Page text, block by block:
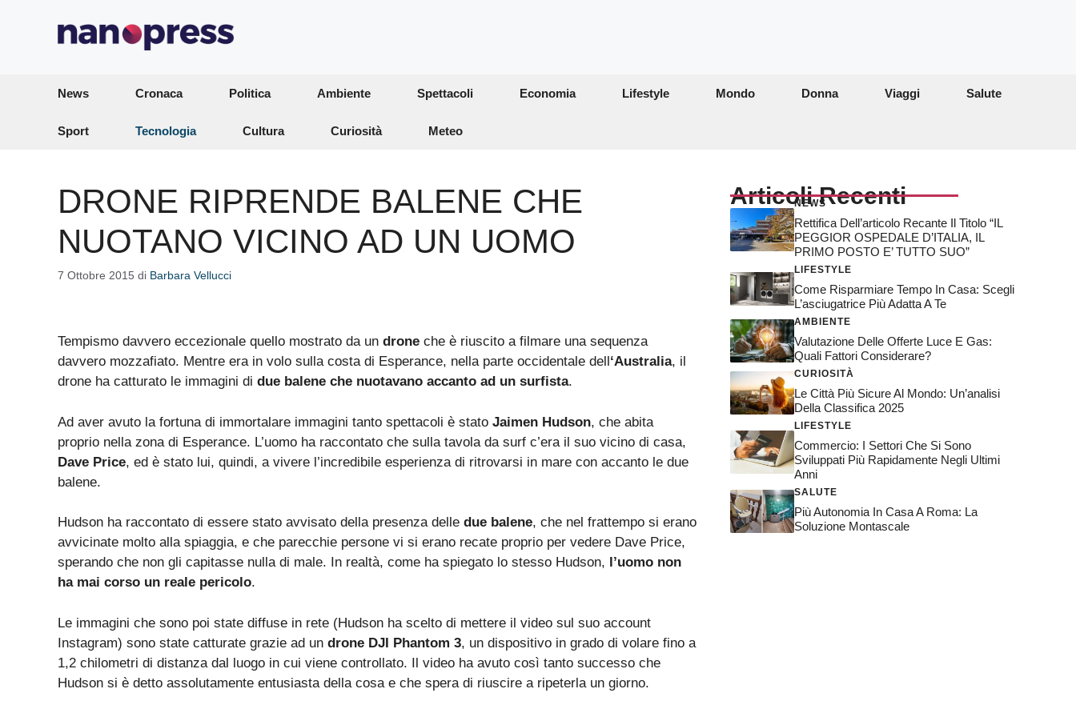
News Cronaca Politica Ambiente Spettacoli Economia Lifestyle Mondo Donna Viaggi Salute
Sport Tecnologia Cultura Curiosità Meteo
DRONE RIPRENDE BALENE CHE
NUOTANO VICINO AD UN UOMO
7 Ottobre 2015 di Barbara Vellucci
Tempismo davvero eccezionale quello mostrato da un drone che è riuscito a filmare una sequenza
davvero mozzafiato. Mentre era in volo sulla costa di Esperance, nella parte occidentale dell ‘Australia, il
drone ha catturato le immagini di due balene che nuotavano accanto ad un surfista.
Ad aver avuto la fortuna di immortalare immagini tanto spettacoli è stato Jaimen Hudson, che abita
proprio nella zona di Esperance. L’uomo ha raccontato che sulla tavola da surf c’era il suo vicino di casa,
Dave Price, ed è stato lui, quindi, a vivere l’incredibile esperienza di ritrovarsi in mare con accanto le due
balene.
Hudson ha raccontato di essere stato avvisato della presenza delle due balene, che nel frattempo si erano
avvicinate molto alla spiaggia, e che parecchie persone vi si erano recate proprio per vedere Dave Price,
sperando che non gli capitasse nulla di male. In realtà, come ha spiegato lo stesso Hudson,
l’uomo non
ha mai corso un reale pericolo.
Le immagini che sono poi state diffuse in rete (Hudson ha scelto di mettere il video sul suo account
Instagram) sono state catturate grazie ad un drone DJI Phantom 3, un dispositivo in grado di volare fino a
1,2 chilometri di distanza dal luogo in cui viene controllato. Il video ha avuto così tanto successo che
Hudson si è detto assolutamente entusiasta della cosa e che spera di riuscire a ripeterla un giorno.
Articoli Recenti
NEWS
Rettifica Dell’articolo Recante Il Titolo “IL
PEGGIOR OSPEDALE D’ITALIA, IL
PRIMO POSTO E’ TUTTO SUO”
LIFESTYLE
Come Risparmiare Tempo In Casa: Scegli
L’asciugatrice Più Adatta A Te
AMBIENTE
Valutazione Delle Offerte Luce E Gas:
Quali Fattori Considerare?
CURIOSITÀ
Le Città Più Sicure Al Mondo: Un’analisi
Della Classifica 2025
LIFESTYLE
Commercio: I Settori Che Si Sono
Sviluppati Più Rapidamente Negli Ultimi
Anni
SALUTE
Più Autonomia In Casa A Roma: La
Soluzione Montascale